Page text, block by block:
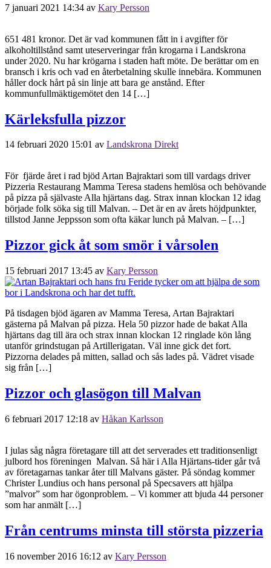
7 januari 2021 14:34 av Kary Persson
651 481 kronor. Det är vad kommunen fått in i avgifter för
alkoholtillstånd samt uteserveringar från krogarna i Landskrona
under 2020. Nu har krögarna i staden haft möte. De berättar om en
bransch i kris och vad en återbetalning skulle innebära. Kommunen
håller dock hårt på sin linje att bara ge anstånd. Efter
kommunfullmäktigemötet den 14 […]
Kärleksfulla pizzor
14 februari 2020 15:01 av Landskrona Direkt
För fjärde året i rad bjöd Artan Bajraktari som till vardags driver
Pizzeria Restaurang Mamma Teresa stadens hemlösa och behövande
på pizza på självaste Alla hjärtans dag. Strax innan klockan 12 idag
började folk söka sig till Malvan. – Det är en av årets höjdpunkter,
tillstod Janne Jeppsson som ofta käkar lunch på Malvan. – […]
Pizzor gick åt som smör i vårsolen
15 februari 2017 13:45 av Kary Persson
På tisdagen bjöd ägaren av Mamma Teresa, Artan Bajraktari
gästerna på Malvan på pizza. Hela 50 pizzor hade de bakat Alla
hjärtans dag till ära och strax innan klockan 12 ringlade kön lång
utanför grindstugan på Artillerigatan. Väl inne gick det fort.
Pizzorna delades på mitten, sallad och sås lades på. Vädret visade
sig från […]
Pizzor och glasögon till Malvan
6 februari 2017 12:18 av Håkan Karlsson
I julas såg några företagare till att det serverades ett traditionsenligt
julbord hos föreningen Malvan. Så här i Alla Hjärtans-tider går två
av företagarnas tankar åter till Malvans gäster. På söndag kommer
Christer Lundius och hans personal på Specsavers att hjälpa
”malvor” som har ögonproblem. – Vi kommer att bjuda 44 personer
som har anmält […]
Från centrums minsta till största pizzeria
16 november 2016 16:12 av Kary Persson